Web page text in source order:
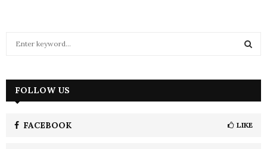
h
FOLLOW US
FACEBOOK LIKE